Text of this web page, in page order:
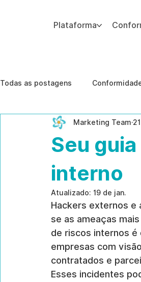
Plataforma
Todas as postagens
Segurança Corporativa
Melhores Práticas
gestão de riscos humanos
Seu
interno
Marketing Team
Atualizado: 19 de jan.
Hackers externos e
se as ameaças
de riscos internos é
empresas com
contratados e
Esses incidentes